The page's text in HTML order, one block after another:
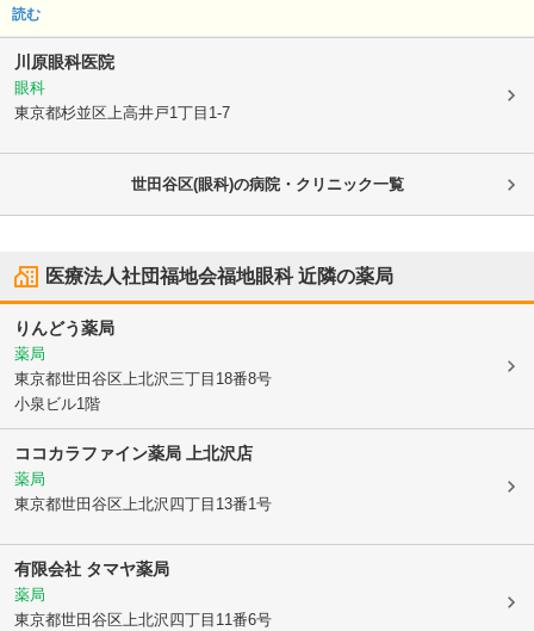
読む
川原眼科医院
眼科
東京都杉並区上高井戸1丁目1-7
世田谷区(眼科)の病院・クリニック一覧
医療法人社団福地会福地眼科近隣の薬局
りんどう薬局
薬局
東京都世田谷区上北沢三丁目18番8号
小泉ビル1階
ココカラファイン薬局 上北沢店
薬局
東京都世田谷区上北沢四丁目13番1号
有限会社 タマヤ薬局
薬局
東京都世田谷区上北沢四丁目11番6号